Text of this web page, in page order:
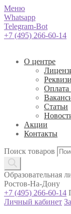
Меню
Whatsapp
Telegram-Bot
+7 (495) 266-60-14
О центре
Оплата
Статьи
Акции
Контакты
Поиск товаров
Образовательная
Ростов-На-Дону
+7 (495) 266-60-14
Личный кабинет